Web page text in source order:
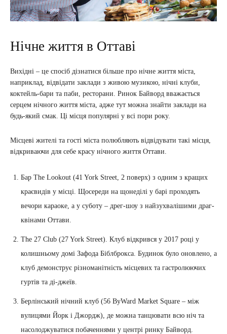
Нічне життя в Оттаві
Вихідні – це спосіб дізнатися більше про нічне життя міста,
наприклад, відвідати заклади з живою музикою, нічні клуби,
коктейль-бари та паби, ресторани. Ринок Байворд вважається
серцем нічного життя міста, адже тут можна знайти заклади на
будь-який смак. Ці місця популярні у всі пори року.
Місцеві жителі та гості міста полюбляють відвідувати такі місця,
відкриваючи для себе красу нічного життя Оттави.
Бар The Lookout (41 York Street, 2 поверх) з одним з кращих
краєвидів у місці. Щосереди на щонеділі у барі проходять
вечори караоке, а у суботу – дрег-шоу з найзухвалішими драг-
квінами Оттави.
The 27 Club (27 York Street). Клуб відкрився у 2017 році у
колишньому домі Зафода Біблброкса. Будинок було оновлено, а
клуб демонструє різноманітність місцевих та гастролюючих
гуртів та ді-джеїв.
Берлінський нічний клуб (56 ByWard Market Square – між
вулицями Йорк і Джордж), де можна танцювати всю ніч та
насолоджуватися побаченнями у центрі ринку Байворд.